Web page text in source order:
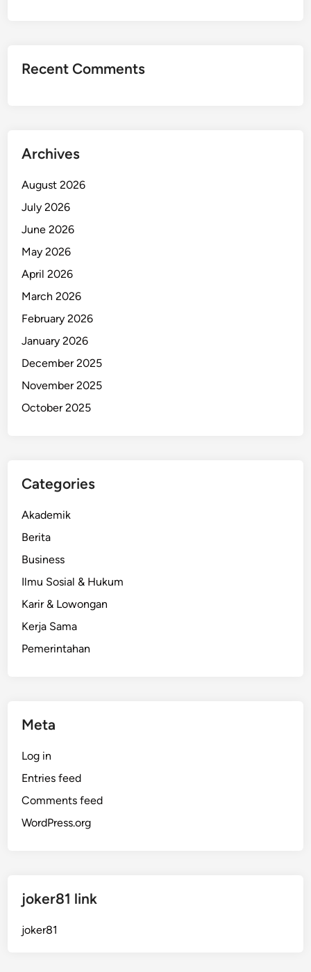
Recent Comments
Archives
August 2026
July 2026
June 2026
May 2026
April 2026
March 2026
February 2026
January 2026
December 2025
November 2025
October 2025
Categories
Akademik
Berita
Business
Ilmu Sosial & Hukum
Karir & Lowongan
Kerja Sama
Pemerintahan
Meta
Log in
Entries feed
Comments feed
WordPress.org
joker81 link
joker81